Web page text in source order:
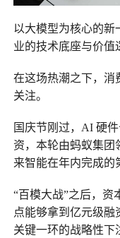
以大模型为核心的新
业的技术底座与价值
在这场热潮之下，消
关注。
国庆节刚过，AI 硬
资，本轮由蚂蚁集团
来智能在年内完成的
“百模大战”之后，资
点能够拿到亿元级
关键一环的战略性下